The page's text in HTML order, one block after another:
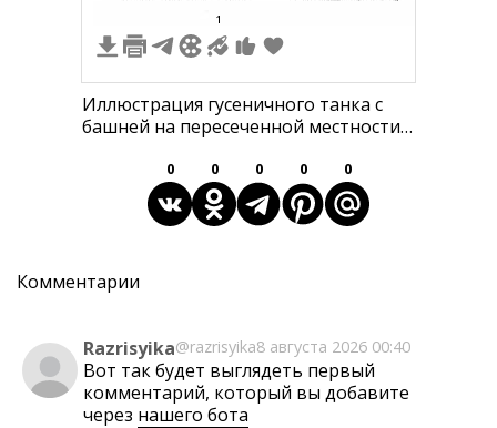
1
Иллюстрация гусеничного танка с
башней на пересеченной местности,
0 0 0 0 0
Комментарии
Razrisyika@razrisyika8 августа 2026 00:40
Вот так будет выглядеть первый
комментарий, который вы добавите
через нашего бота